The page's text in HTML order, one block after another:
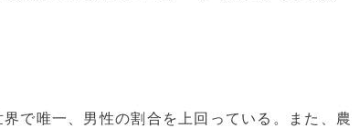
で唯一、男性の割合を上回っている。また、農